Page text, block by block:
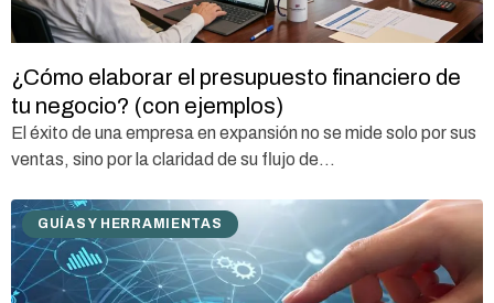
¿Cómo elaborar el presupuesto financiero de
tu negocio? (con ejemplos)
El éxito de una empresa en expansión no se mide solo por sus
ventas, sino por la claridad de su flujo de...
GUÍAS Y HERRAMIENTAS